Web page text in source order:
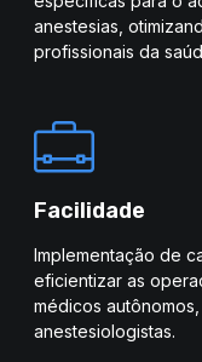
anestesias,
profissionais da
Facilidade
Implementação de
eficientizar as
médicos
anestesiologistas.